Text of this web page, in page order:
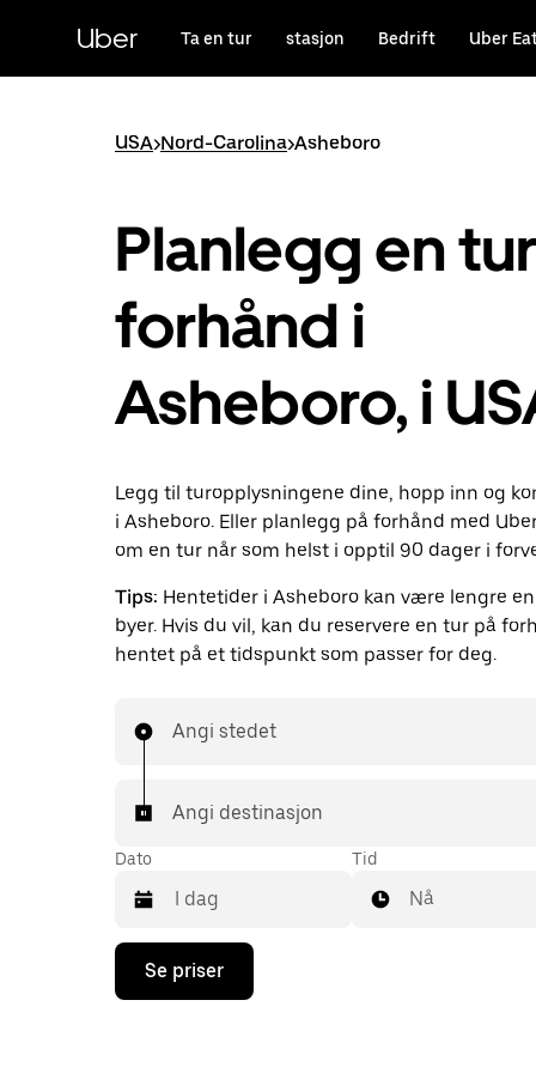
hovedinnholdet
Uber Ta en tur stasjon Bedrift Uber
USA>Nord-Carolina>Asheboro
Planlegg en
forhånd i
Asheboro, i
Legg til turopplysningene dine, hopp inn og
i Asheboro. Eller planlegg på forhånd med
om en tur når som helst i opptil 90 dager i
Tips: Hentetider i Asheboro kan være lengre
byer. Hvis du vil, kan du reservere en tur på
hentet på et tidspunkt som passer for deg.
Angi stedet
Angi destinasjon
Dato
Trykk
piltast
Tid
Nå
Se priser